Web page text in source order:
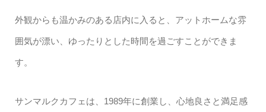
外観からも温かみのある店内に入ると、アットホームな雰
囲気が漂い、ゆったりとした時間を過ごすことができま
す。
サンマルクカフェは、1989年に創業し、心地良さと満足感